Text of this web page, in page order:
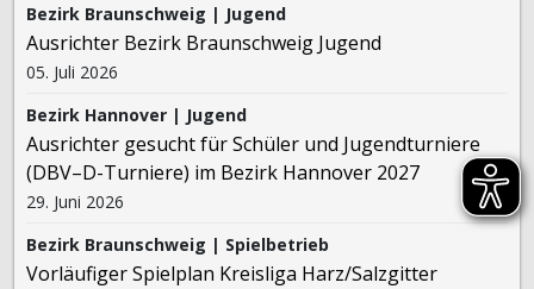
Bezirk Braunschweig | Jugend
Ausrichter Bezirk Braunschweig Jugend
05. Juli 2026
Bezirk Hannover | Jugend
Ausrichter gesucht für Schüler und Jugendturniere
(DBV–D-Turniere) im Bezirk Hannover 2027
29. Juni 2026
Bezirk Braunschweig | Spielbetrieb
Vorläufiger Spielplan Kreisliga Harz/Salzgitter